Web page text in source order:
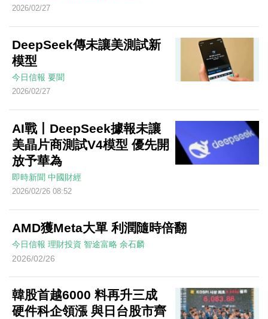
2026/02/27
DeepSeek傳未讓美測試新
模型
今日信報 要聞
2026/02/27
AI戰丨DeepSeek據報未讓
美晶片商測試V4模型 優先開
放予華為
即時新聞 中國財經
2026/02/26 08:52
AMD獲Meta大單 利潤隨時倍翻
今日信報 理財投資 智途富略 余石麟
2026/02/26
韓股首越6000 料再升三成
硬件科企領漲 與日台股市齊